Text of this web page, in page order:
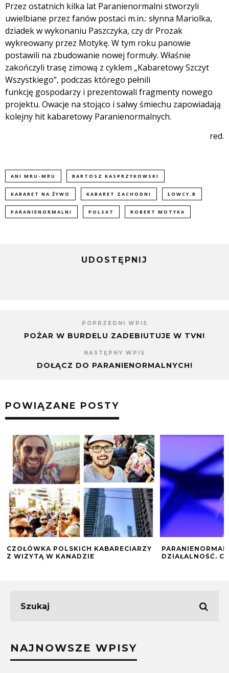
Przez ostatnich kilka lat Paranienormalni stworzyli
uwielbiane przez fanów postaci m.in.: słynna Mariolka,
dziadek w wykonaniu Paszczyka, czy dr Prozak
wykreowany przez Motykę. W tym roku panowie
postawili na zbudowanie nowej formuły. Właśnie
zakończyli trasę zimową z cyklem „Kabaretowy Szczyt
Wszystkiego”, podczas którego pełnili
funkcję gospodarzy i prezentowali fragmenty nowego
projektu. Owacje na stojąco i salwy śmiechu zapowiadają
kolejny hit kabaretowy Paranienormalnych.
red.
ANI MRU-MRU BARTOSZ KASPRZYKOWSKI
KABARET NA ŻYWO KABARET ZACHODNI ŁOWCY.B
PARANIENORMALNI POLSAT ROBERT MOTYKA
UDOSTĘPNIJ
POPRZEDNI WPIS
POŻAR W BURDELU ZADEBIUTUJE W TVN!
NASTĘPNY WPIS
DOŁĄCZ DO PARANIENORMALNYCH!
POWIĄZANE POSTY
CZOŁÓWKA POLSKICH KABARECIARZY
Z WIZYTĄ W KANADZIE
DZIAŁALNOŚĆ.
NAJNOWSZE WPISY